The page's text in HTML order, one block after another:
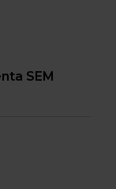
SEM